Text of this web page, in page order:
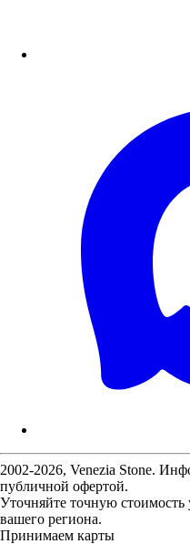
2002-2026, Venezia Stone.
публичной офертой.
Уточняйте точную
вашего региона.
Принимаем карты